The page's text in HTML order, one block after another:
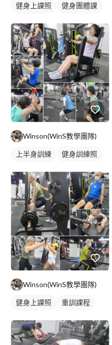
健身上課照
健身團體課
健身課程
Winson(WinS教學團隊)
上半身訓練
健身訓練照
Winson(WinS教學團隊)
健身上課照
重訓課程
下半身訓練